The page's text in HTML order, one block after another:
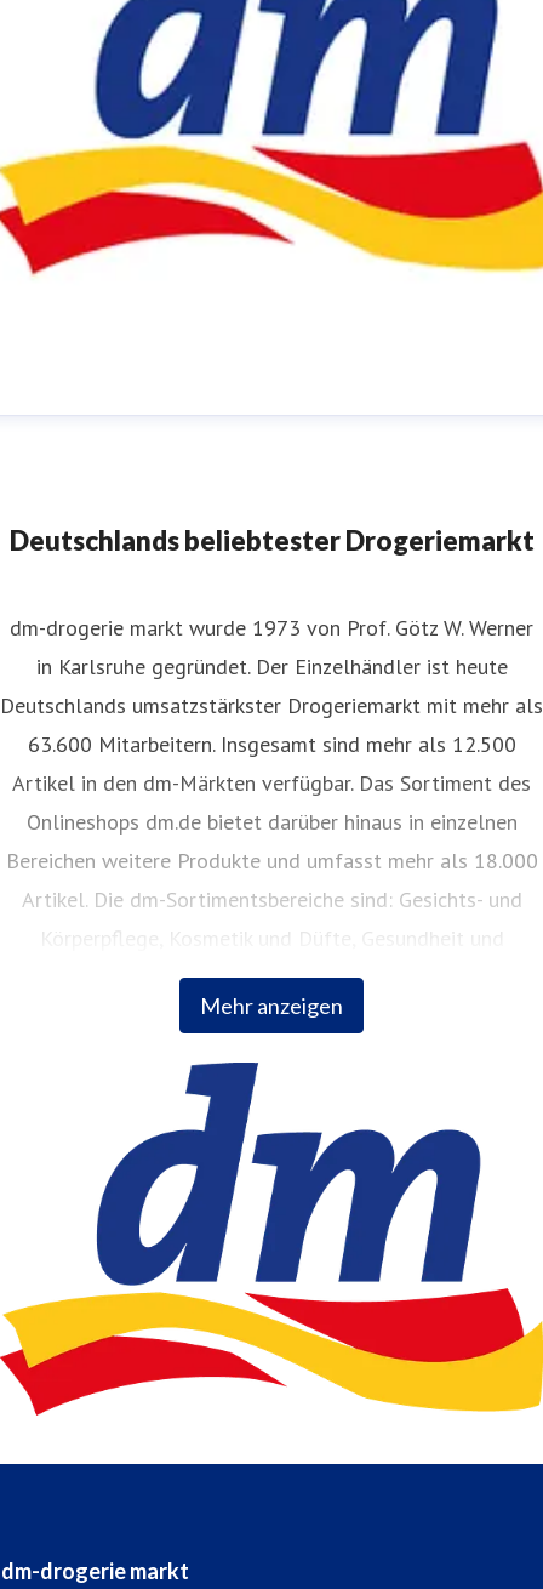
Deutschlands beliebtester Drogeriemarkt
Mehr anzeigen
dm-drogerie markt wurde 1973 von Prof. Götz W. Werner
in Karlsruhe gegründet. Der Einzelhändler ist heute
Deutschlands umsatzstärkster Drogeriemarkt mit mehr als
63.600 Mitarbeitern. Insgesamt sind mehr als 12.500
Artikel in den dm-Märkten verfügbar. Das Sortiment des
Onlineshops dm.de bietet darüber hinaus in einzelnen
Bereichen weitere Produkte und umfasst mehr als 18.000
Artikel. Die dm-Sortimentsbereiche sind: Gesichts- und
Körperpflege, Kosmetik und Düfte, Gesundheit und
Naturkost, Babynahrung, Babykleidung, Babypflege,
Haushalt, Foto, Hygieneartikel, Tiernahrung.
dm-drogerie markt